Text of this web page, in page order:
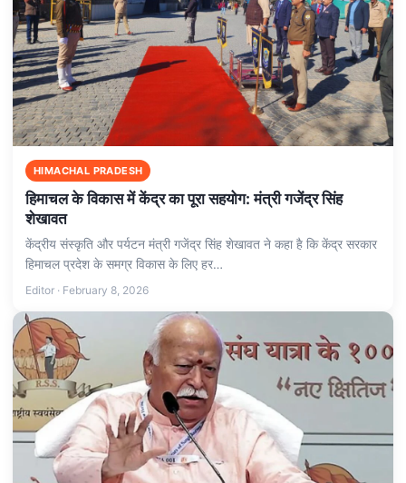
HIMACHAL PRADESH
हिमाचल के विकास में केंद्र का पूरा सहयोग: मंत्री गजेंद्र सिंह
शेखावत
केंद्रीय संस्कृति और पर्यटन मंत्री गजेंद्र सिंह शेखावत ने कहा है कि केंद्र सरकार
हिमाचल प्रदेश के समग्र विकास के लिए हर…
Editor · February 8, 2026